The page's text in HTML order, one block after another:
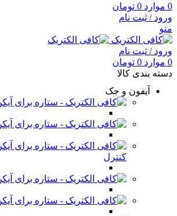
0 موارد 0 تومان
ورود / ثبت نام
منو
ورود / ثبت نام
0 موارد 0 تومان
دسته بندی کالا
آیفون و جک
کنترل